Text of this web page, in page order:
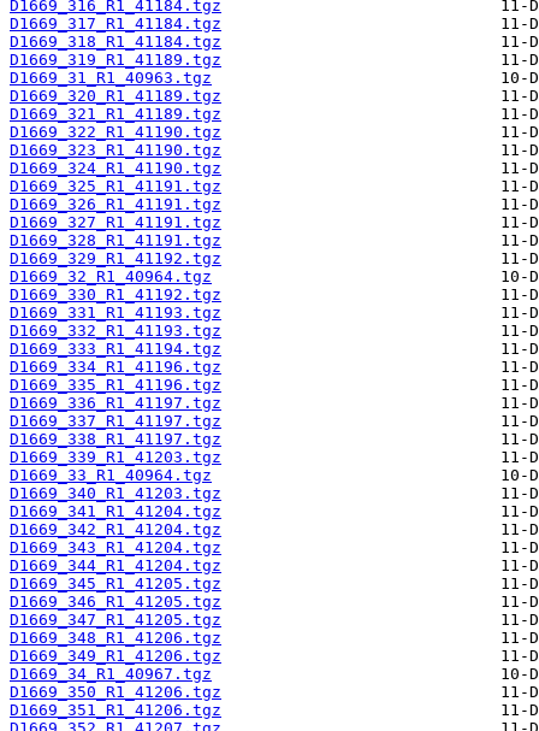
D1669_316_R1_41184.tgz
D1669_317_R1_41184.tgz
D1669_318_R1_41184.tgz
D1669_319_R1_41189.tgz
D1669_31_R1_40963.tgz
D1669_320_R1_41189.tgz
D1669_321_R1_41189.tgz
D1669_322_R1_41190.tgz
D1669_323_R1_41190.tgz
D1669_324_R1_41190.tgz
D1669_325_R1_41191.tgz
D1669_326_R1_41191.tgz
D1669_327_R1_41191.tgz
D1669_328_R1_41191.tgz
D1669_329_R1_41192.tgz
D1669_32_R1_40964.tgz
D1669_330_R1_41192.tgz
D1669_331_R1_41193.tgz
D1669_332_R1_41193.tgz
D1669_333_R1_41194.tgz
D1669_334_R1_41196.tgz
D1669_335_R1_41196.tgz
D1669_336_R1_41197.tgz
D1669_337_R1_41197.tgz
D1669_338_R1_41197.tgz
D1669_339_R1_41203.tgz
D1669_33_R1_40964.tgz
D1669_340_R1_41203.tgz
D1669_341_R1_41204.tgz
D1669_342_R1_41204.tgz
D1669_343_R1_41204.tgz
D1669_344_R1_41204.tgz
D1669_345_R1_41205.tgz
D1669_346_R1_41205.tgz
D1669_347_R1_41205.tgz
D1669_348_R1_41206.tgz
D1669_349_R1_41206.tgz
D1669_34_R1_40967.tgz
D1669_350_R1_41206.tgz
D1669_351_R1_41206.tgz